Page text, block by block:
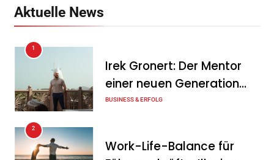
Mitarbeitergespräch pro
Jahr nichts verändert – und
was stattdessen
Verbindlichkeit schafft
Tanja Schiller 7. August 2026
Aktuelle News
1
Irek Gronert: Der Mentor
einer neuen Generation
von Unternehmern
BUSINESS & ERFOLG
2
Work-Life-Balance für